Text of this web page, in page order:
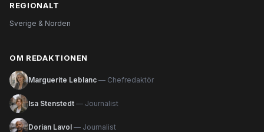
REGIONALT
Sverige & Norden
OM REDAKTIONEN
Marguerite Leblanc — Chefredaktör
Isa Stenstedt — Journalist
Dorian Lavol — Journalist